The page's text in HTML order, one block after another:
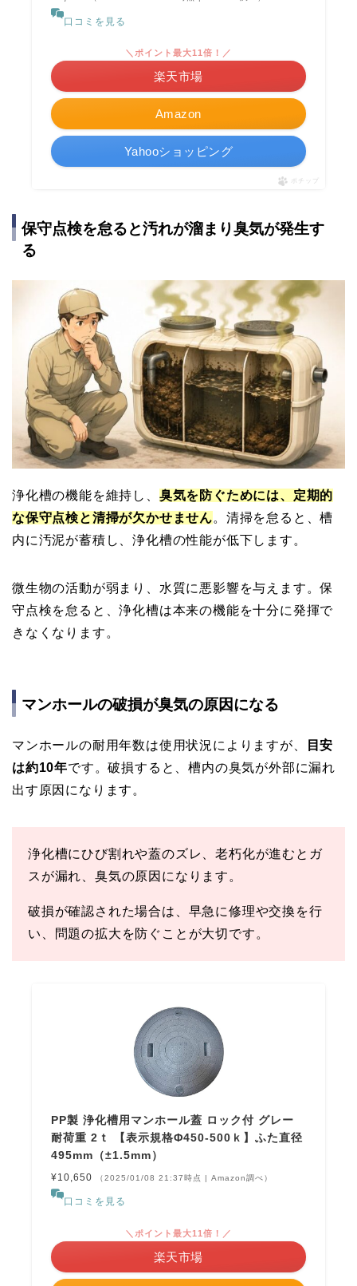
口コミを見る
Amazon
＼ポイント最大11倍！／
楽天市場
Yahooショッピング
ポチップ
保守点検を怠ると汚れが溜まり臭気が発生す
る
浄化槽の機能を維持し、 臭気を防ぐためには、定期的
な保守点検と清掃が欠かせません。清掃を怠ると、槽
内に汚泥が蓄積し、浄化槽の性能が低下します。
微生物の活動が弱まり、水質に悪影響を与えます。保
守点検を怠ると、浄化槽は本来の機能を十分に発揮で
きなくなります。
マンホールの破損が臭気の原因になる
マンホールの耐用年数は使用状況によりますが、
目安
は約10年です。破損すると、槽内の臭気が外部に漏れ
出す原因になります。
浄化槽にひび割れや蓋のズレ、老朽化が進むとガ
スが漏れ、臭気の原因になります。
破損が確認された場合は、早急に修理や交換を行
い、問題の拡大を防ぐことが大切です。
PP製 浄化槽用マンホール蓋 ロック付 グレー
耐荷重 2ｔ 【表示規格Φ450-500ｋ】ふた直径
495mm（±1.5mm）
¥10,650 （2025/01/08 21:37時点 | Amazon調べ）
口コミを見る
＼ポイント最大11倍！／
楽天市場